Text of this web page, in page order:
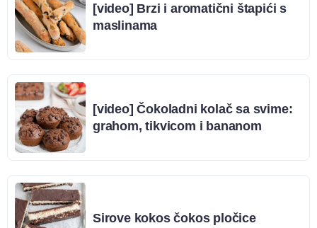
[video] Brzi i aromatični štapići s
maslinama
[video] Čokoladni kolač sa svime:
grahom, tikvicom i bananom
Sirove kokos čokos pločice